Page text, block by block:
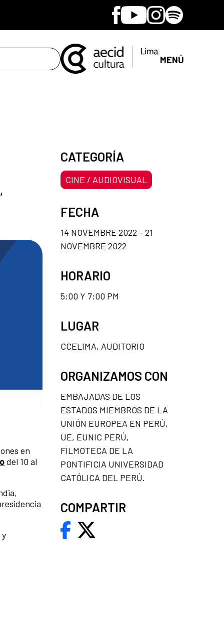
Facebook
YoutubeInstagram
Spotify
MENÚ
en
del 10 al
CATEGORÍA
CINE / AUDIOVISUAL
FECHA
14 NOVEMBRE 2022 - 21
NOVEMBRE 2022
HORARIO
5:00 Y 7:00 PM
LUGAR
CCELIMA, AUDITORIO
ORGANIZAMOS CON
EMBAJADAS DE LOS
ESTADOS MIEMBROS DE LA
UNIÓN EUROPEA EN PERÚ,
UE, EUNIC PERÚ,
FILMOTECA DE LA
PONTIFICIA UNIVERSIDAD C
ATÓLICA DEL PERÚ.
COMPARTIR